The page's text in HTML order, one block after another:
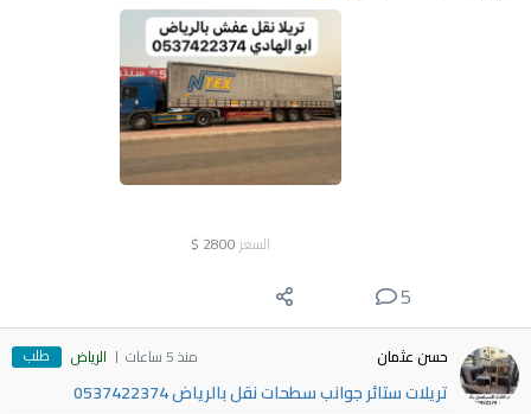
السعر 2800
$
5
حسن عثمان منذ 5 ساعات الرياض طلب
تريلات ستائر جوانب سطحات نقل بالرياض 0537422374